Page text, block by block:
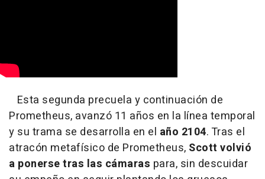
Esta segunda precuela y continuación de
Prometheus, avanzó 11 años en la línea temporal
y su trama se desarrolla en el año 2104. Tras el
atracón metafísico de Prometheus, Scott volvió
a ponerse tras las cámaras para, sin descuidar